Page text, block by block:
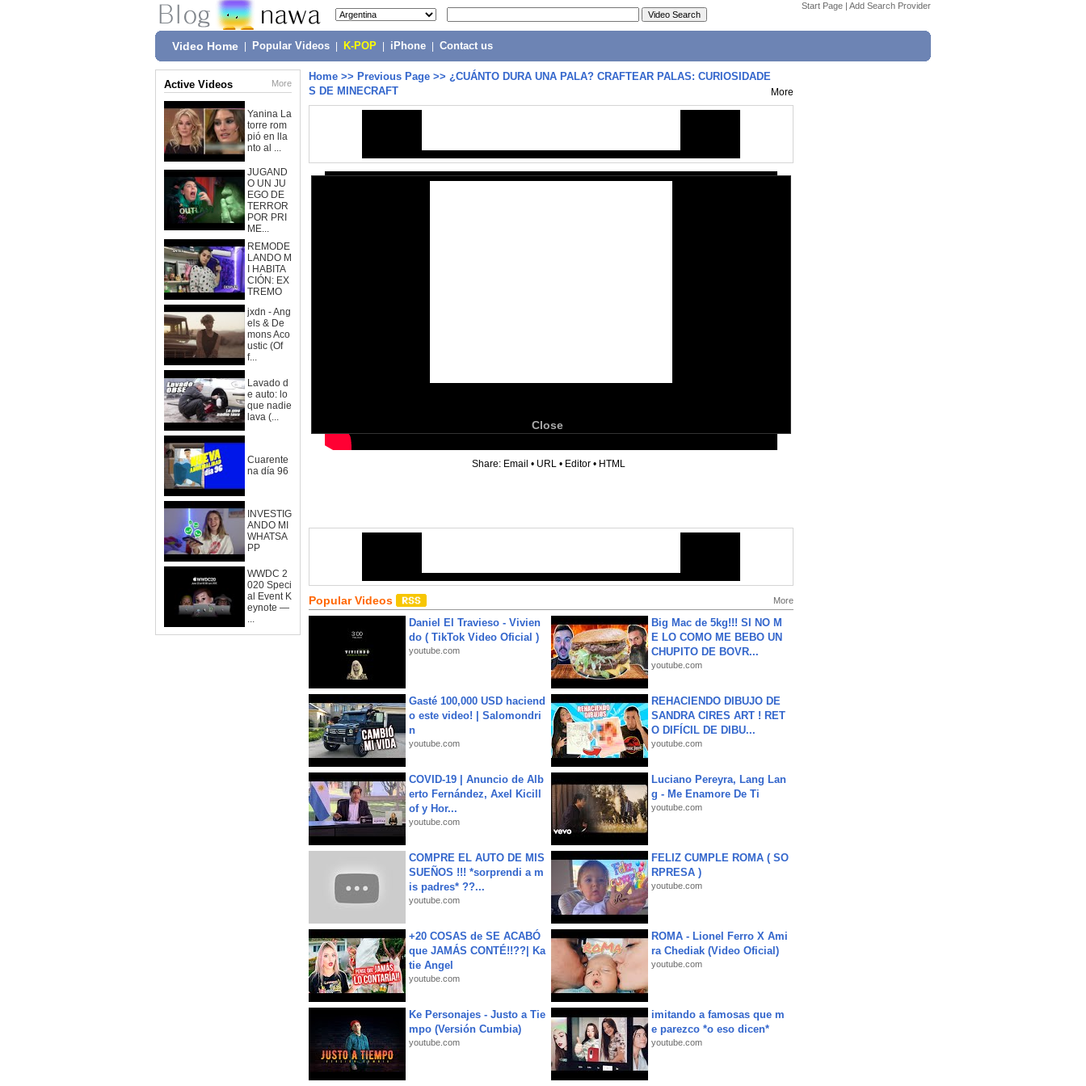
Start Page | Add Search Provider
Video Home Popular Videos K-POP iPhone Contact us
Active Videos More
Yanina La
torre rom
pió en lla
nto al ...
JUGAND
O UN JU
EGO DE
TERROR
POR PRI
ME...
REMODE
LANDO M
I HABITA
CIÓN: EX
TREMO
jxdn - Ang
els & De
mons Aco
ustic (Of
f...
Lavado d
e auto: lo
que nadie
lava (...
Cuarente
na día 96
INVESTIG
ANDO MI
WHATSA
PP
WWDC 2
020 Speci
al Event K
eynote —
...
Home >> Previous Page >> ¿CUÁNTO DURA UNA PALA? CRAFTEAR PALAS: CURIOSIDADE
S DE MINECRAFT
More
Close
Share: Email • URL • Editor • HTML
Popular Videos More
Daniel El Travieso - Vivien
do ( TikTok Video Oficial )
youtube.com
Big Mac de 5kg!!! SI NO M
E LO COMO ME BEBO UN
CHUPITO DE BOVR...
youtube.com
Gasté 100,000 USD haciend
o este video! | Salomondri
n
youtube.com
REHACIENDO DIBUJO DE
SANDRA CIRES ART ! RET
O DIFÍCIL DE DIBU...
youtube.com
COVID-19 | Anuncio de Alb
erto Fernández, Axel Kicill
of y Hor...
youtube.com
Luciano Pereyra, Lang Lan
g - Me Enamore De Ti
youtube.com
COMPRE EL AUTO DE MIS
SUEÑOS !!! *sorprendi a m
is padres* ??...
youtube.com
FELIZ CUMPLE ROMA ( SO
RPRESA )
youtube.com
+20 COSAS de SE ACABÓ
que JAMÁS CONTÉ!!??| Ka
tie Angel
youtube.com
ROMA - Lionel Ferro X Ami
ra Chediak (Video Oficial)
youtube.com
Ke Personajes - Justo a Tie
mpo (Versión Cumbia)
youtube.com
imitando a famosas que m
e parezco *o eso dicen*
youtube.com